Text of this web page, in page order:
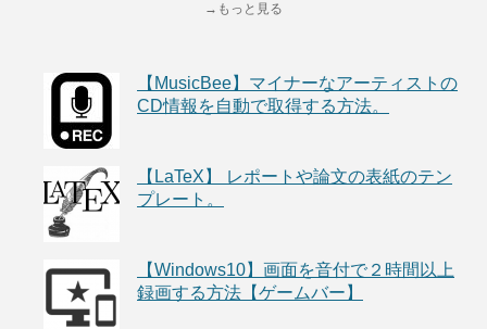
→もっと見る
【MusicBee】マイナーなアーティストの
CD情報を自動で取得する方法。
【LaTeX】 レポートや論文の表紙のテン
プレート。
【Windows10】画面を音付で２時間以上
録画する方法【ゲームバー】